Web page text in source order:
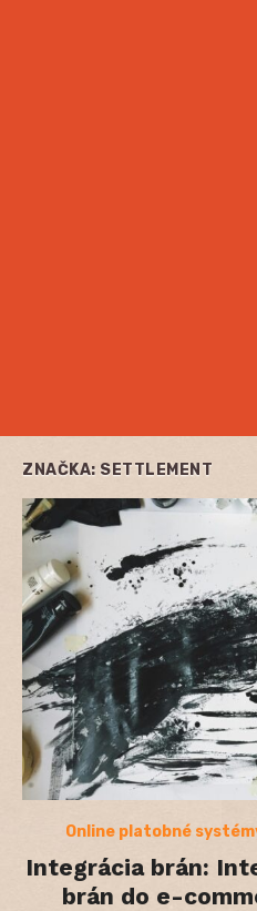
ZNAČKA: SETTLEMENT
Online platobné
Integrácia brán:
brán do e-